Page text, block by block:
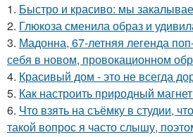
1. Быстро и красиво: мы
2. Глюкоза сменила образ и
3. Мадонна, 67-летняя легенда
себя в новом, провокационном
4. Красивый дом - это не всегда
5. Как настроить природный
6. Что взять на съёмку в студии,
такой вопрос я часто слышу,